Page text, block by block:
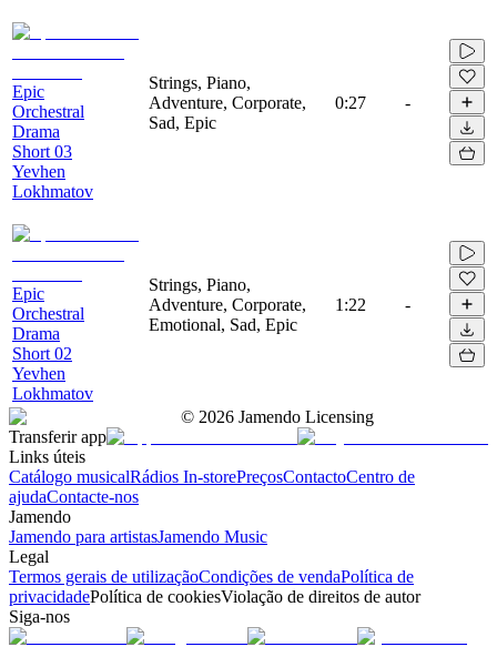
Epic
Orchestral
Drama
Short 03
Yevhen
Lokhmatov
Strings, Piano,
Adventure, Corporate,
Sad, Epic
0:27 -
Epic
Orchestral
Drama
Short 02
Yevhen
Lokhmatov
Strings, Piano,
Adventure, Corporate,
Emotional, Sad, Epic
1:22 -
© 2026 Jamendo Licensing
Transferir app
Links úteis
Catálogo musicalRádios In-storePreçosContactoCentro de
ajudaContacte-nos
Jamendo
Jamendo para artistasJamendo Music
Legal
Termos gerais de utilizaçãoCondições de vendaPolítica de
privacidadePolítica de cookiesViolação de direitos de autor
Siga-nos